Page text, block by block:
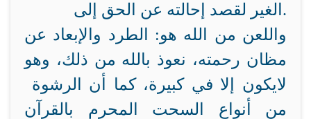
إلى
الغير لقصد إحالته عن الحق.
واللعن من الله هو: الطرد والإبعاد عن
مظان رحمته، نعوذ بالله من ذلك، وهو
لايكون إلا في كبيرة، كما أن الرشوة
من أنواع السحت المحرم بالقرآن